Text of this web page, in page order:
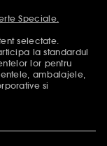
Speciale.
selectate.
la standardul
lor pentru
ambalajele,
si